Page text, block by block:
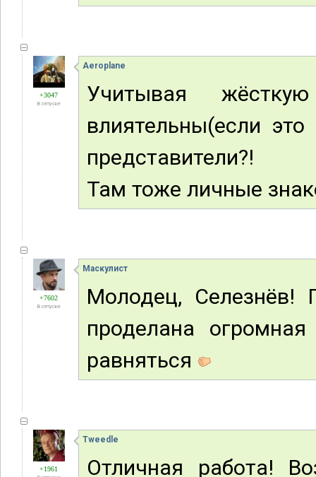
+3047
В отпуске
Aeroplane
Учитывая
влиятельны(если
представители?!
Там тоже личные
+7602
В отпуске
Маскулист
Молодец, Селезнёв!
проделана
равняться
+1961
Tweedle
Отличная работа!